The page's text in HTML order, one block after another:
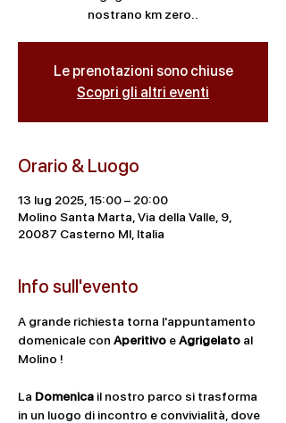
nostrano km zero..
Le prenotazioni sono chiuse
Scopri gli altri eventi
Orario & Luogo
13 lug 2025, 15:00 – 20:00
Molino Santa Marta, Via della Valle, 9,
20087 Casterno MI, Italia
Info sull'evento
A grande richiesta torna l'appuntamento
domenicale con Aperitivo e Agrigelato al
Molino !
La Domenica il nostro parco si trasforma
in un luogo di incontro e convivialità, dove